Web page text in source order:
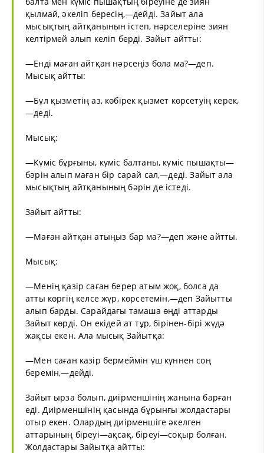
қылмай, әкеліп бересің,—дейді. Зайыт ала
мысықтың айтқанынын істеп, нәрселеріне зиян
келтірмей алып келіп берді. Зайыт айтты:
—Енді маған айтқан нәрсеңіз бола ма?—деп.
Мысық айтты:
—Бұл қызметің аз, көбірек қызмет көрсетуің керек,
—деді.
Мысық:
—Күміс бұрғыны, күміс балтаны, күміс пышақты—
бәрін алып маған бір сарай сал,—деді. Зайыт ала
мысықтың айтқанының бәрін де істеді.
Зайыт айтты:
—Маған айтқан атыңыз бар ма?—деп және айтты.
Мысық:
—Менің қазір саған берер атым жоқ, болса да
атты көргің келсе жүр, көрсетемін,—деп Зайытты
алып барды. Сарайдағы тамаша өңді аттарды
Зайыт көрді. Он екідей ат тұр, бірінен-бірі жүдә
жақсы екен. Ала мысық Зайытқа:
—Мен саған казір бермеймін үш күннен соң
беремін,—дейді.
Зайыт ырза болып, диірменшінің жанына барған
еді. Диірменшінің қасында бұрынғы жолдастары
отыр екен. Олардың диірменшіге әкелген
аттарының біреуі—ақсақ, біреуі—соқыр болған.
Жолдастары Зайытқа айтты: